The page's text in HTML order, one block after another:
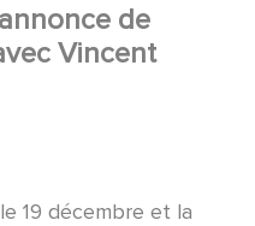
de
Vincent
19 décembre et la